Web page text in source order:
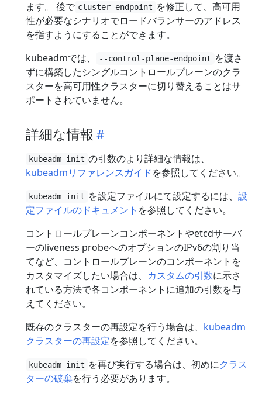
ます。 後で cluster-endpoint を修正して、高可用
性が必要なシナリオでロードバランサーのアドレス
を指すようにすることができます。
kubeadmでは、
--control-plane-endpoint を渡さ
ずに構築したシングルコントロールプレーンのクラ
スターを高可用性クラスターに切り替えることはサ
ポートされていません。
詳細な情報
kubeadm init の引数のより詳細な情報は、
kubeadmリファレンスガイドを参照してください。
kubeadm init を設定ファイルにて設定するには、 設
定ファイルのドキュメント を参照してください。
コントロールプレーンコンポーネントやetcdサーバ
ーのliveness probeへのオプションのIPv6の割り当
てなど、コントロールプレーンのコンポーネントを
カスタマイズしたい場合は、 カスタムの引数に示さ
れている方法で各コンポーネントに追加の引数を与
えてください。
既存のクラスターの再設定を行う場合は、 kubeadm
クラスターの再設定を参照してください。
kubeadm init を再び実行する場合は、初めにクラス
ターの破棄を行う必要があります。